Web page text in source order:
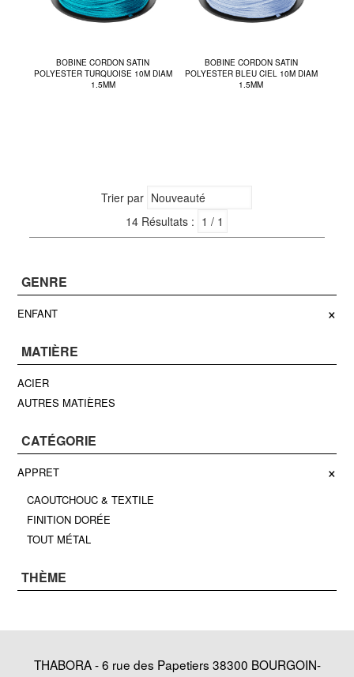
BOBINE CORDON SATIN
POLYESTER TURQUOISE 10M DIAM
1.5MM
BOBINE CORDON SATIN
POLYESTER BLEU CIEL 10M DIAM
1.5MM
Trier par
14 Résultats :
GENRE
ENFANT ×
MATIÈRE
ACIER
AUTRES MATIÈRES
CATÉGORIE
APPRET ×
CAOUTCHOUC & TEXTILE
FINITION DORÉE
TOUT MÉTAL
THÈME
THABORA - 6 rue des Papetiers 38300 BOURGOIN-